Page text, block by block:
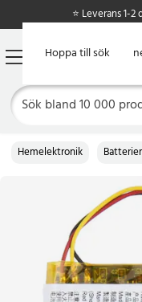
Hoppa till
Hoppa till sök
⭐ Leverans 1-2
Hemelektronik